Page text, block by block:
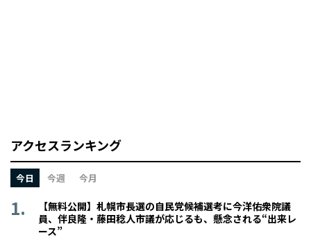
アクセスランキング
今日 今週 今月
【無料公開】札幌市長選の自民党候補選考に今洋佑衆院議
員、伴良隆・藤田稔人市議が応じるも、懸念される“出来レ
ース”